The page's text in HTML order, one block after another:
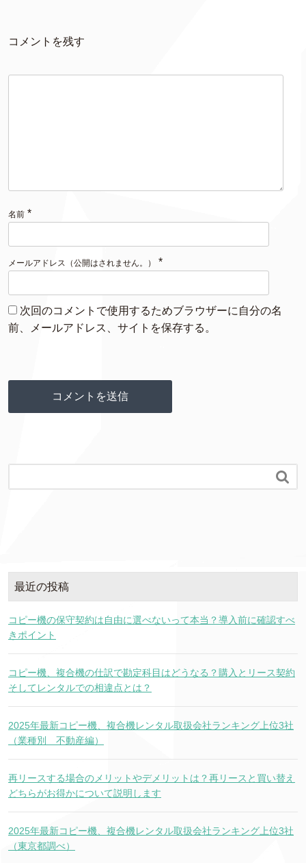
コメントを残す
名前 *
メールアドレス（公開はされません。） *
次回のコメントで使用するためブラウザーに自分の名
前、メールアドレス、サイトを保存する。

最近の投稿
コピー機の保守契約は自由に選べないって本当？導入前に確認すべ
きポイント
コピー機、複合機の仕訳で勘定科目はどうなる？購入とリース契約
そしてレンタルでの相違点とは？
2025年最新コピー機、複合機レンタル取扱会社ランキング上位3社
（業種別 不動産編）
再リースする場合のメリットやデメリットは？再リースと買い替え
どちらがお得かについて説明します
2025年最新コピー機、複合機レンタル取扱会社ランキング上位3社
（東京都調べ）